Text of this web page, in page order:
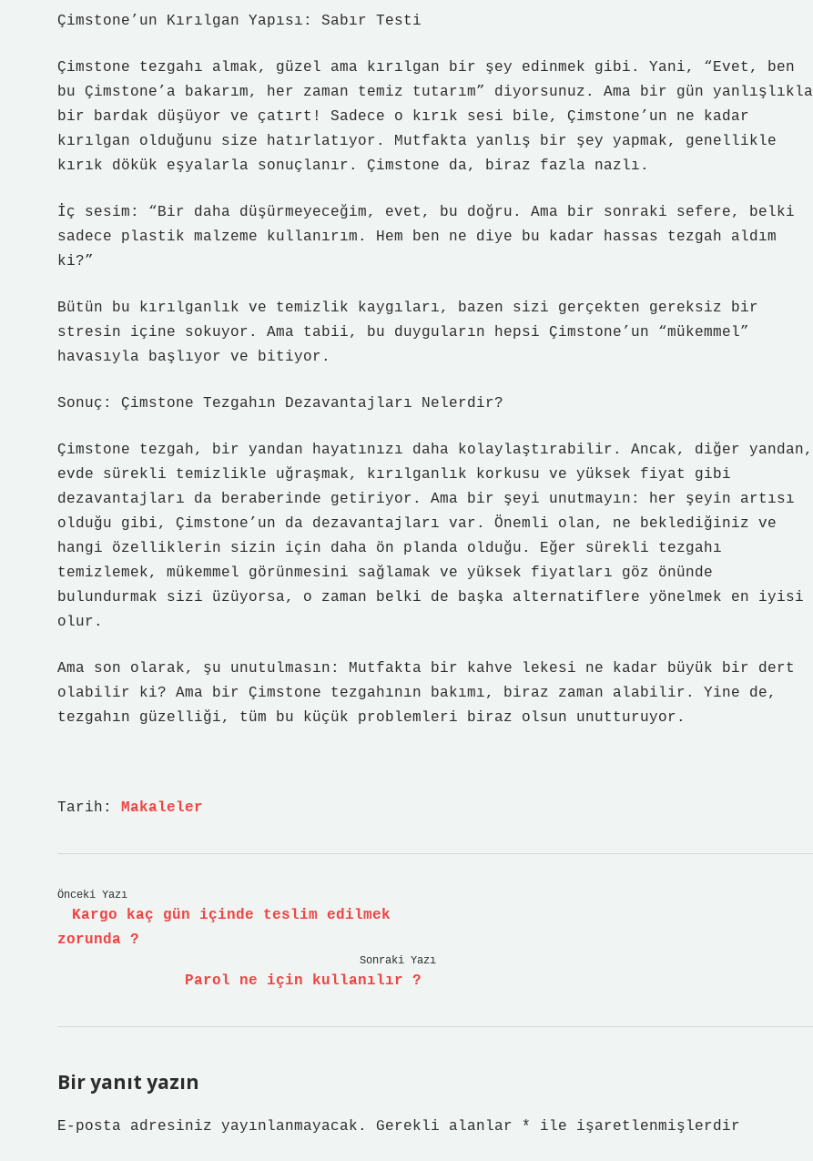
Çimstone’un Kırılgan Yapısı: Sabır Testi
Çimstone tezgahı almak, güzel ama kırılgan bir şey edinmek gibi. Yani, “Evet, ben
bu Çimstone’a bakarım, her zaman temiz tutarım” diyorsunuz. Ama bir gün yanlışlıkla
bir bardak düşüyor ve çatırt! Sadece o kırık sesi bile, Çimstone’un ne kadar
kırılgan olduğunu size hatırlatıyor. Mutfakta yanlış bir şey yapmak, genellikle
kırık dökük eşyalarla sonuçlanır. Çimstone da, biraz fazla nazlı.
İç sesim: “Bir daha düşürmeyeceğim, evet, bu doğru. Ama bir sonraki sefere, belki
sadece plastik malzeme kullanırım. Hem ben ne diye bu kadar hassas tezgah aldım
ki?”
Bütün bu kırılganlık ve temizlik kaygıları, bazen sizi gerçekten gereksiz bir
stresin içine sokuyor. Ama tabii, bu duyguların hepsi Çimstone’un “mükemmel”
havasıyla başlıyor ve bitiyor.
Sonuç: Çimstone Tezgahın Dezavantajları Nelerdir?
Çimstone tezgah, bir yandan hayatınızı daha kolaylaştırabilir. Ancak, diğer yandan,
evde sürekli temizlikle uğraşmak, kırılganlık korkusu ve yüksek fiyat gibi
dezavantajları da beraberinde getiriyor. Ama bir şeyi unutmayın: her şeyin artısı
olduğu gibi, Çimstone’un da dezavantajları var. Önemli olan, ne beklediğiniz ve
hangi özelliklerin sizin için daha ön planda olduğu. Eğer sürekli tezgahı
temizlemek, mükemmel görünmesini sağlamak ve yüksek fiyatları göz önünde
bulundurmak sizi üzüyorsa, o zaman belki de başka alternatiflere yönelmek en iyisi
olur.
Ama son olarak, şu unutulmasın: Mutfakta bir kahve lekesi ne kadar büyük bir dert
olabilir ki? Ama bir Çimstone tezgahının bakımı, biraz zaman alabilir. Yine de,
tezgahın güzelliği, tüm bu küçük problemleri biraz olsun unutturuyor.
Tarih: Makaleler
Önceki Yazı
Kargo kaç gün içinde teslim edilmek
zorunda ?
Sonraki Yazı
Parol ne için kullanılır ?
Bir yanıt yazın
E-posta adresiniz yayınlanmayacak. Gerekli alanlar * ile işaretlenmişlerdir